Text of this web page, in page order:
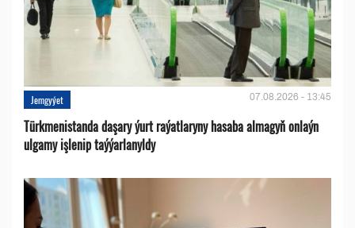
Jemgyýet 07.08.2026 - 13:45
Türkmenistanda daşary ýurt raýatlaryny hasaba almagyň onlaýn
ulgamy işlenip taýýarlanyldy